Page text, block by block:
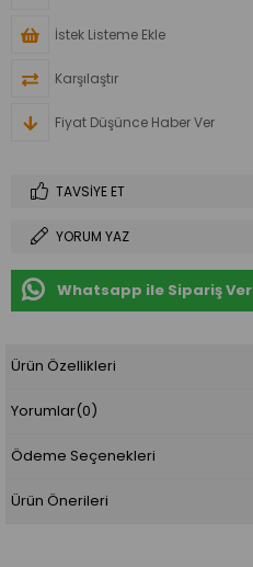
İstek Listeme Ekle
Karşılaştır
Fiyat Düşünce Haber Ver
TAVSIYE ET
YORUM YAZ
Whatsapp ile Sipariş Ver
Ürün Özellikleri
Yorumlar(0)
Ödeme Seçenekleri
Ürün Önerileri